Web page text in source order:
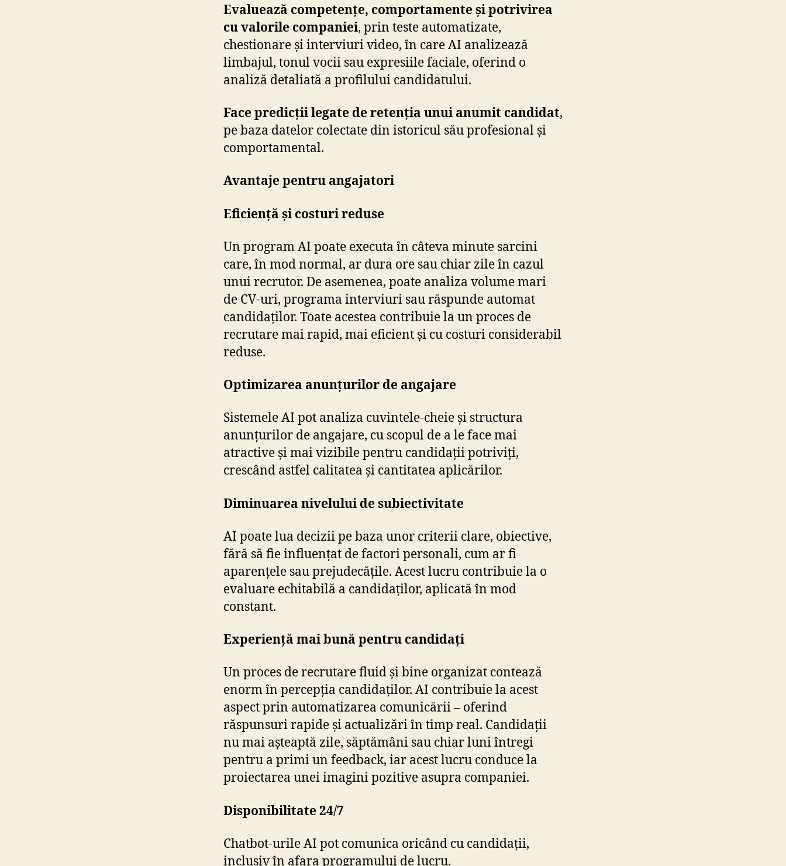
Evaluează competențe, comportamente și potrivirea
cu valorile companiei, prin teste automatizate,
chestionare și interviuri video, în care AI analizează
limbajul, tonul vocii sau expresiile faciale, oferind o
analiză detaliată a profilului candidatului.
Face predicții legate de retenția unui anumit candidat,
pe baza datelor colectate din istoricul său profesional și
comportamental.
Avantaje pentru angajatori
Eficiență și costuri reduse
Un program AI poate executa în câteva minute sarcini
care, în mod normal, ar dura ore sau chiar zile în cazul
unui recrutor. De asemenea, poate analiza volume mari
de CV-uri, programa interviuri sau răspunde automat
candidaților. Toate acestea contribuie la un proces de
recrutare mai rapid, mai eficient și cu costuri considerabil
reduse.
Optimizarea anunțurilor de angajare
Sistemele AI pot analiza cuvintele-cheie și structura
anunțurilor de angajare, cu scopul de a le face mai
atractive și mai vizibile pentru candidații potriviți,
crescând astfel calitatea și cantitatea aplicărilor.
Diminuarea nivelului de subiectivitate
AI poate lua decizii pe baza unor criterii clare, obiective,
fără să fie influențat de factori personali, cum ar fi
aparențele sau prejudecățile. Acest lucru contribuie la o
evaluare echitabilă a candidaților, aplicată în mod
constant.
Experiență mai bună pentru candidați
Un proces de recrutare fluid și bine organizat contează
enorm în percepția candidaților. AI contribuie la acest
aspect prin automatizarea comunicării – oferind
răspunsuri rapide și actualizări în timp real. Candidații
nu mai așteaptă zile, săptămâni sau chiar luni întregi
pentru a primi un feedback, iar acest lucru conduce la
proiectarea unei imagini pozitive asupra companiei.
Disponibilitate 24/7
Chatbot-urile AI pot comunica oricând cu candidații,
inclusiv în afara programului de lucru.